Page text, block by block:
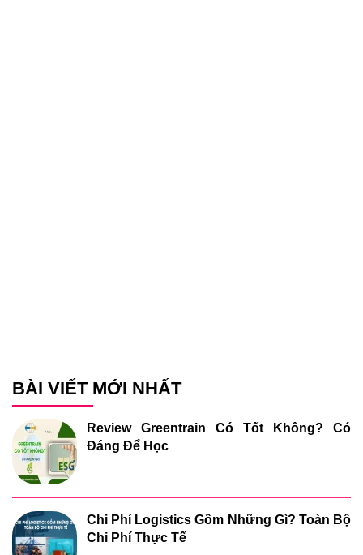
BÀI VIẾT MỚI NHẤT
Review Greentrain Có Tốt Không? Có
Đáng Để Học
Chi Phí Logistics Gồm Những Gì? Toàn Bộ
Chi Phí Thực Tế